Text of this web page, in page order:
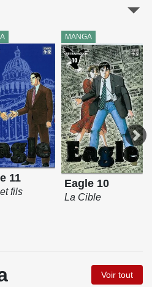
11
fils
MANGA
Eagle 10
La Cible
Voir tout